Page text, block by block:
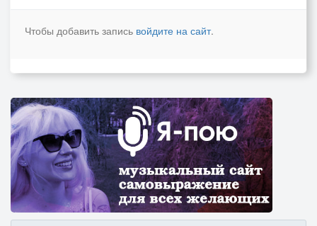
Чтобы добавить запись войдите на сайт.